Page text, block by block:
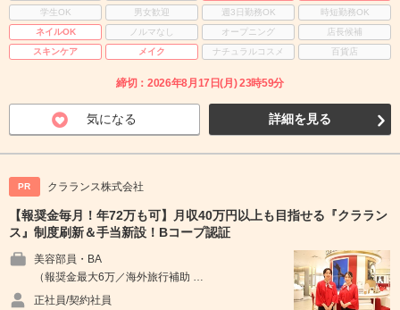
学生OK
男女歓迎 週3日勤務OK
時短勤務OK
ネイルOK
ノルマなし オープニング
店長候補
スキンケア
メイク ナチュラルコスメ 百貨店
締切：2026年8月17日(月) 23時59分
気になる 詳細を見る
PR クラランス株式会社
【報奨金毎月！年72万も可】月収40万円以上も目指せる『クララン
ス』制度刷新＆手当新設！Bコープ認証
美容部員・BA
（報奨金最大6万／海外旅行補助 …
正社員/契約社員